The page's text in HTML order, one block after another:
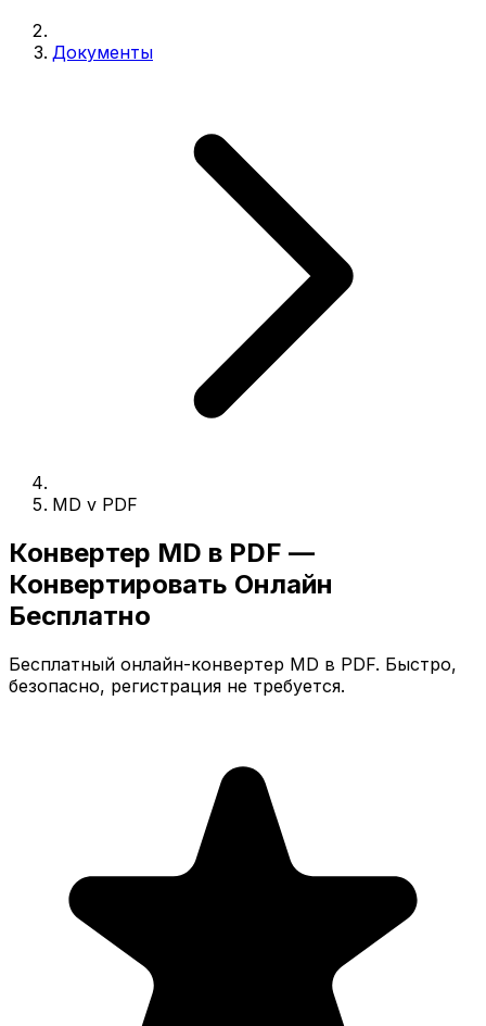
Документы
MD v PDF
Конвертер MD в PDF —
Конвертировать Онлайн
Бесплатно
Бесплатный онлайн-конвертер MD в PDF. Быстро,
безопасно, регистрация не требуется.